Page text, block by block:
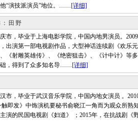
他“演技派演员”地位。……[详细]
：田野
，毕业于上海电影学院，中国内地男演员。
出演第一部电视剧作品，大型神话连续剧《欢乐
《射雕英雄传》、《绝密狙击》、《计中计》等
，得到了众多知名导……[详细]
，毕业于武汉音乐学院，中国内地女演员 。
即发》中饰演机要秘书俞晓江一角而为观众所熟
演的民国电视剧《妇道》 ；2015年，在抗战剧《